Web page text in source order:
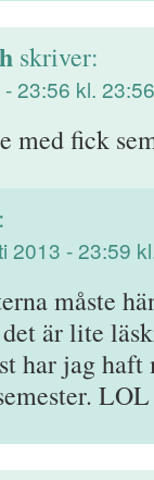
skriver:
23:56 kl. 23:56
med fick
2013 - 23:59
måste
är lite
har jag
LOL